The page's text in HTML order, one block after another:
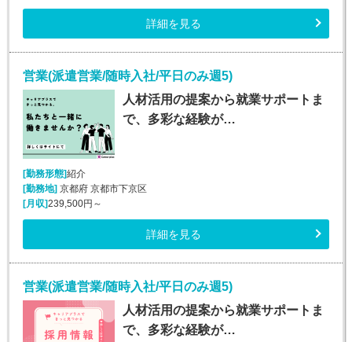
詳細を見る
営業(派遣営業/随時入社/平日のみ週5)
人材活用の提案から就業サポートま
で、多彩な経験が…
[勤務形態]紹介
[勤務地] 京都府 京都市下京区
[月収]239,500円～
詳細を見る
営業(派遣営業/随時入社/平日のみ週5)
人材活用の提案から就業サポートま
で、多彩な経験が…